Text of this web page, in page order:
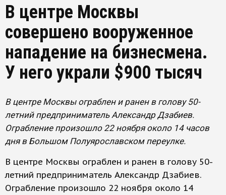
В центре Москвы
совершено вооруженное
нападение на бизнесмена.
У него украли $900 тысяч
В центре Москвы ограблен и ранен в голову 50-
летний предприниматель Александр Дзабиев.
Ограбление произошло 22 ноября около 14 часов
дня в Большом Полуярославском переулке.
В центре Москвы ограблен и ранен в голову 50-
летний предприниматель Александр Дзабиев.
Ограбление произошло 22 ноября около 14